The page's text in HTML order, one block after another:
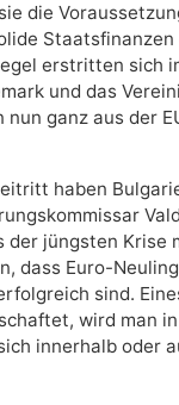
die
Staatsfinanzen
erstritten sich
und das
nun ganz aus der
haben
der jüngsten Krise
dass Euro-
sind.
wird man
innerhalb oder